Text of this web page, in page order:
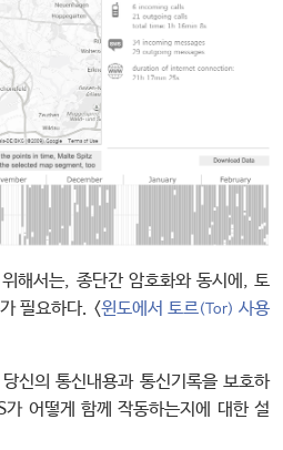
해서는, 종단간 암호화와 동시에, 토
필요하다. <윈도에서 토르(Tor) 사용
신의 통신내용과 통신기록을 보호하
어떻게 함께 작동하는지에 대한 설